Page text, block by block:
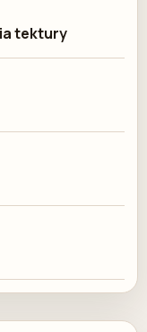
tektury